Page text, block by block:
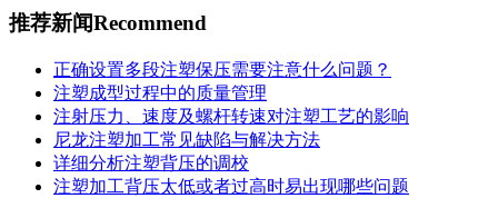
推荐新闻Recommend
正确设置多段注塑保压需要注意什么问题？
注塑成型过程中的质量管理
注射压力、速度及螺杆转速对注塑工艺的影响
尼龙注塑加工常见缺陷与解决方法
详细分析注塑背压的调校
注塑加工背压太低或者过高时易出现哪些问题